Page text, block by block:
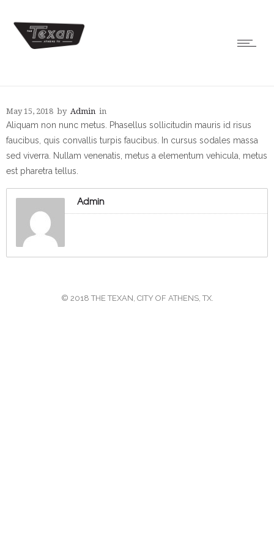
May 15, 2018 by Admin in
Aliquam non nunc metus. Phasellus sollicitudin mauris id risus
faucibus, quis convallis turpis faucibus. In cursus sodales massa
sed viverra. Nullam venenatis, metus a elementum vehicula, metus
est pharetra tellus.
Admin
© 2018 THE TEXAN, CITY OF ATHENS, TX.